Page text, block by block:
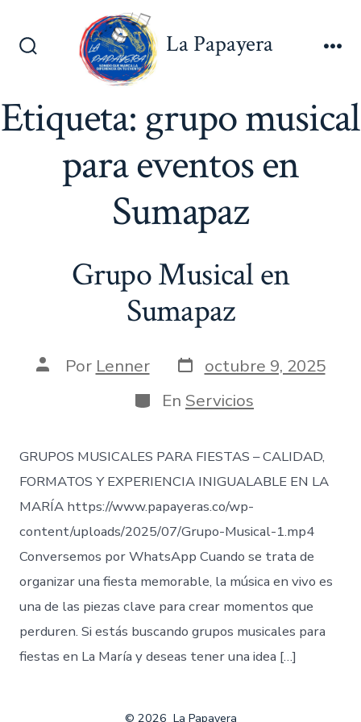
Alternar
La Papayera
Etiqueta: grupo musical
para eventos en
Sumapaz
Grupo Musical en
Sumapaz
AutorPor Lenner Fecha
de
publicación
octubre 9, 2025
Categorías
En Servicios
GRUPOS MUSICALES PARA FIESTAS – CALIDAD,
FORMATOS Y EXPERIENCIA INIGUALABLE EN LA
MARÍA https://www.papayeras.co/wp-
content/uploads/2025/07/Grupo-Musical-1.mp4
Conversemos por WhatsApp Cuando se trata de
organizar una fiesta memorable, la música en vivo es
una de las piezas clave para crear momentos que
perduren. Si estás buscando grupos musicales para
fiestas en La María y deseas tener una idea […]
© 2026 La Papayera